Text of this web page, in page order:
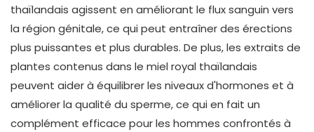
thaïlandais agissent en améliorant le flux sanguin vers
la région génitale, ce qui peut entraîner des érections
plus puissantes et plus durables. De plus, les extraits de
plantes contenus dans le miel royal thaïlandais
peuvent aider à équilibrer les niveaux d'hormones et à
améliorer la qualité du sperme, ce qui en fait un
complément efficace pour les hommes confrontés à